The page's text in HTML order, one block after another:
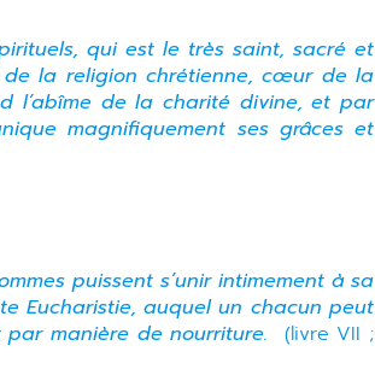
qui est le très saint, sacré et
de la religion chrétienne, cœur de la
l’abîme de la charité divine, et par
magnifiquement ses grâces et
puissent s’unir intimement à sa
Eucharistie, auquel un chacun peut
manière de nourriture. (livre VII ;